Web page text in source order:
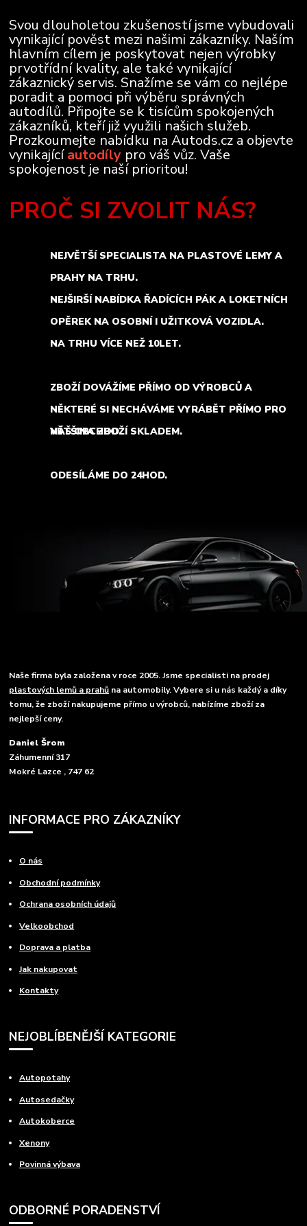
Svou dlouholetou zkušeností jsme vybudovali
vynikající pověst mezi našimi zákazníky. Naším
hlavním cílem je poskytovat nejen výrobky
prvotřídní kvality, ale také vynikající
zákaznický servis. Snažíme se vám co nejlépe
poradit a pomoci při výběru správných
autodílů. Připojte se k tisícům spokojených
zákazníků, kteří již využili našich služeb.
Prozkoumejte nabídku na Autods.cz a objevte
vynikajícíautodíly pro váš vůz. Vaše
spokojenost je naší prioritou!
PROČ SI ZVOLIT NÁS?
NEJVĚTŠÍ SPECIALISTA NA PLASTOVÉ LEMY A
PRAHY NA TRHU.
NEJŠIRŠÍ NABÍDKA ŘADÍCÍCH PÁK A LOKETNÍCH
OPĚREK NA OSOBNÍ I UŽITKOVÁ VOZIDLA.
NA TRHU VÍCE NEŽ 10LET.
ZBOŽÍ DOVÁŽÍME PŘÍMO OD VÝROBCŮ A
NĚKTERÉ SI NECHÁVÁME VYRÁBĚT PŘÍMO PRO
NÁŠ OBCHOD.
VĚTŠINA ZBOŽÍ SKLADEM.
ODESÍLÁME DO 24HOD.
Naše firma byla založena v roce 2005. Jsme specialisti na prodej
plastových lemů a prahů na automobily. Vybere si u nás každý a díky
tomu, že zboží nakupujeme přímo u výrobců, nabízíme zboží za
nejlepší ceny.
Daniel Šrom
Záhumenní 317
Mokré Lazce , 747 62
INFORMACE PRO ZÁKAZNÍKY
O nás
Obchodní podmínky
Ochrana osobních údajů
Velkoobchod
Doprava a platba
Jak nakupovat
Kontakty
NEJOBLÍBENĚJŠÍ KATEGORIE
Autopotahy
Autosedačky
Autokoberce
Xenony
Povinná výbava
ODBORNÉ PORADENSTVÍ